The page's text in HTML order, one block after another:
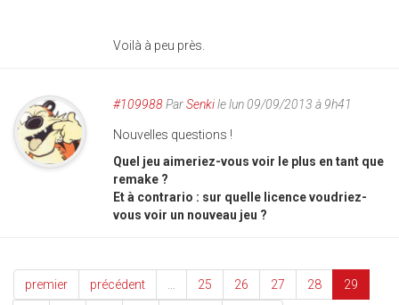
Voilà à peu près.
#109988ParSenkile lun 09/09/2013 à 9h41
Nouvelles questions !
Quel jeu aimeriez-vous voir le plus en tant que
remake ?
Et à contrario : sur quelle licence voudriez-
vous voir un nouveau jeu ?
premier précédent … 25 26 27 28 29